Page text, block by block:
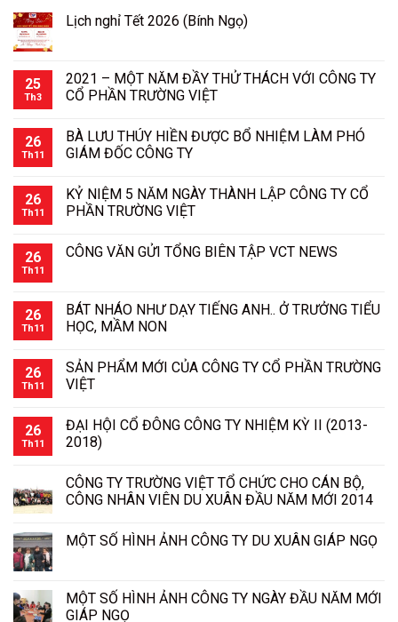
Lịch nghỉ Tết 2026 (Bính Ngọ)
25
Th3
2021 – MỘT NĂM ĐẦY THỬ THÁCH VỚI CÔNG TY
CỔ PHẦN TRƯỜNG VIỆT
26
Th11
BÀ LƯU THÚY HIỀN ĐƯỢC BỔ NHIỆM LÀM PHÓ
GIÁM ĐỐC CÔNG TY
26
Th11
KỶ NIỆM 5 NĂM NGÀY THÀNH LẬP CÔNG TY CỔ
PHẦN TRƯỜNG VIỆT
26
Th11
CÔNG VĂN GỬI TỔNG BIÊN TẬP VCT NEWS
26
Th11
BÁT NHÁO NHƯ DẠY TIẾNG ANH.. Ở TRƯỞNG TIỂU
HỌC, MẦM NON
26
Th11
SẢN PHẨM MỚI CỦA CÔNG TY CỔ PHẦN TRƯỜNG
VIỆT
26
Th11
ĐẠI HỘI CỔ ĐÔNG CÔNG TY NHIỆM KỲ II (2013-
2018)
CÔNG TY TRƯỜNG VIỆT TỔ CHỨC CHO CÁN BỘ,
CÔNG NHÂN VIÊN DU XUÂN ĐẦU NĂM MỚI 2014
MỘT SỐ HÌNH ẢNH CÔNG TY DU XUÂN GIÁP NGỌ
MỘT SỐ HÌNH ẢNH CÔNG TY NGÀY ĐẦU NĂM MỚI
GIÁP NGỌ